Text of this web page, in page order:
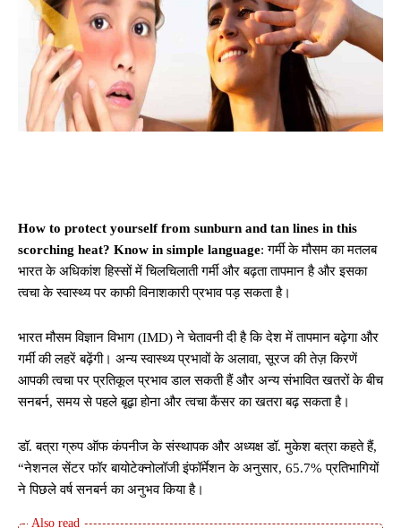
How to protect yourself from sunburn and tan lines in this
scorching heat? Know in simple language: गर्मी के मौसम का मतलब
भारत के अधिकांश हिस्सों में चिलचिलाती गर्मी और बढ़ता तापमान है और इसका
त्वचा के स्वास्थ्य पर काफी विनाशकारी प्रभाव पड़ सकता है।
भारत मौसम विज्ञान विभाग (IMD) ने चेतावनी दी है कि देश में तापमान बढ़ेगा और
गर्मी की लहरें बढ़ेंगी। अन्य स्वास्थ्य प्रभावों के अलावा, सूरज की तेज़ किरणें
आपकी त्वचा पर प्रतिकूल प्रभाव डाल सकती हैं और अन्य संभावित खतरों के बीच
सनबर्न, समय से पहले बूढ़ा होना और त्वचा कैंसर का खतरा बढ़ सकता है।
डॉ. बत्रा ग्रुप ऑफ कंपनीज के संस्थापक और अध्यक्ष डॉ. मुकेश बत्रा कहते हैं,
“नेशनल सेंटर फॉर बायोटेक्नोलॉजी इंफॉर्मेशन के अनुसार, 65.7% प्रतिभागियों
ने पिछले वर्ष सनबर्न का अनुभव किया है।